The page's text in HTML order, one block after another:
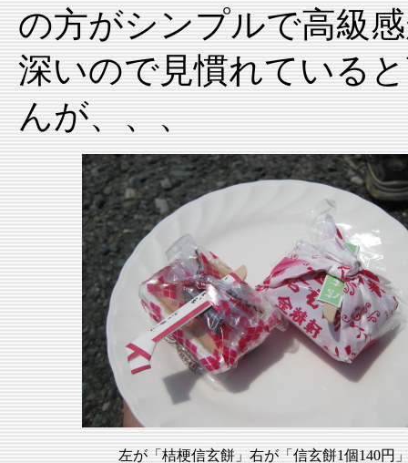
の方がシンプルで高級
深いので見慣れている
んが、、、
左が「桔梗信玄餅」右が「信玄餅1個140円